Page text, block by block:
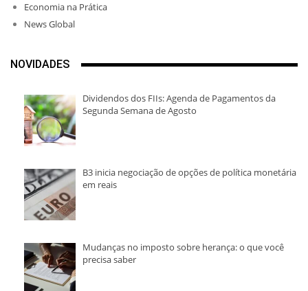
Economia na Prática
News Global
NOVIDADES
Dividendos dos FIIs: Agenda de Pagamentos da
Segunda Semana de Agosto
B3 inicia negociação de opções de política monetária
em reais
Mudanças no imposto sobre herança: o que você
precisa saber